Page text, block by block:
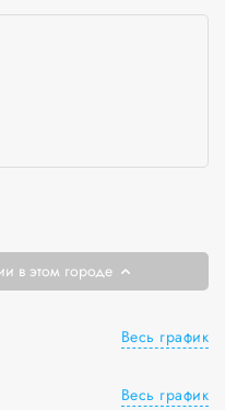
в этом городе
Весь график
Весь график